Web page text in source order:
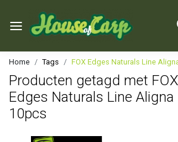
Home Tags FOX Edges Naturals Line
Producten getagd met FOX
Edges Naturals Line Aligna
10pcs